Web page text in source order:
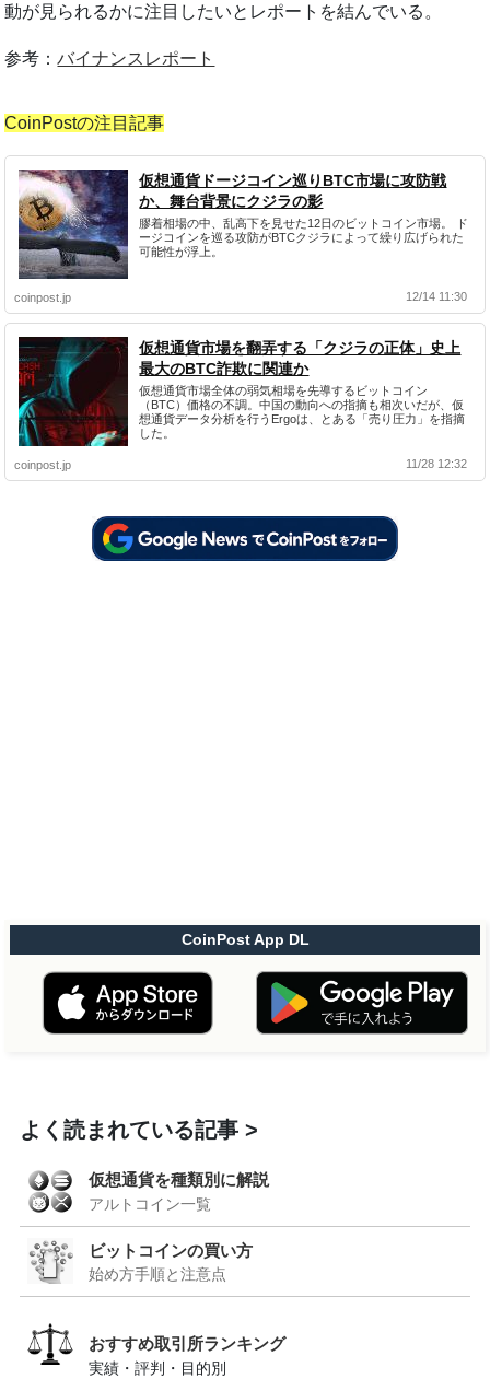
動が見られるかに注目したいとレポートを結んでいる。
参考：バイナンスレポート
CoinPostの注目記事
仮想通貨ドージコイン巡りBTC市場に攻防戦
か、舞台背景にクジラの影
膠着相場の中、乱高下を見せた12日のビットコイン市場。 ド
ージコインを巡る攻防がBTCクジラによって繰り広げられた
可能性が浮上。
coinpost.jp 12/14 11:30
仮想通貨市場を翻弄する「クジラの正体」史上
最大のBTC詐欺に関連か
仮想通貨市場全体の弱気相場を先導するビットコイン
（BTC）価格の不調。中国の動向への指摘も相次いだが、仮
想通貨データ分析を行うErgoは、とある「売り圧力」を指摘
した。
coinpost.jp 11/28 12:32
CoinPost App DL
よく読まれている記事
仮想通貨を種類別に解説
アルトコイン一覧
ビットコインの買い方
始め方手順と注意点
おすすめ取引所ランキング
実績・評判・目的別